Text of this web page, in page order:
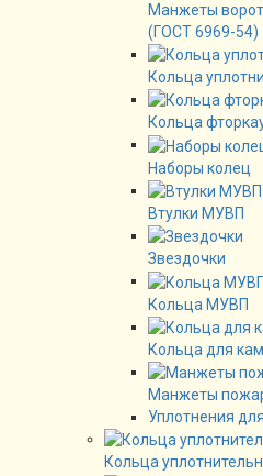
Манжеты
(ГОСТ 6969-54)
Кольца
Кольца
Наборы колец
Втулки МУВП
Звездочки
Кольца МУВП
Кольца для
Манжеты
Уплотнения
Кольца